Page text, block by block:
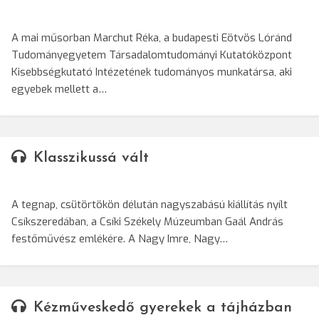
A mai műsorban Marchut Réka, a budapesti Eötvös Lóránd
Tudományegyetem Társadalomtudományi Kutatóközpont
Kisebbségkutató Intézetének tudományos munkatársa, aki
egyebek mellett a…
Klasszikussá vált
A tegnap, csütörtökön délután nagyszabású kiállítás nyílt
Csíkszeredában, a Csíki Székely Múzeumban Gaál András
festőművész emlékére. A Nagy Imre, Nagy…
Kézműveskedő gyerekek a tájházban